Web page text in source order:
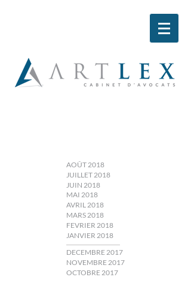
AOÛT 2018
JUILLET 2018
MAI 2018
JUIN 2018
AVRIL 2018
MARS 2018
FEVRIER 2018
JANVIER 2018
DECEMBRE 2017
NOVEMBRE 2017
OCTOBRE 2017